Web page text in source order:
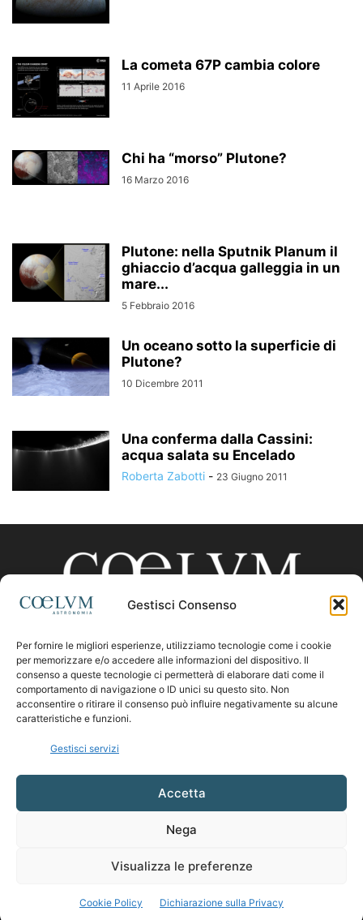
Gestisci Consenso
Per fornire le migliori esperienze, utilizziamo tecnologie come i cookie
per memorizzare e/o accedere alle informazioni del dispositivo. Il
consenso a queste tecnologie ci permetterà di elaborare dati come il
comportamento di navigazione o ID unici su questo sito. Non
acconsentire o ritirare il consenso può influire negativamente su alcune
caratteristiche e funzioni.
Gestisci servizi
Accetta
Nega
Visualizza le preferenze
Cookie Policy Dichiarazione sulla Privacy
La cometa 67P cambia colore
11 Aprile 2016
Chi ha “morso” Plutone?
16 Marzo 2016
Plutone: nella Sputnik Planum il
ghiaccio d’acqua galleggia in un
mare...
5 Febbraio 2016
Un oceano sotto la superficie di
Plutone?
10 Dicembre 2011
Una conferma dalla Cassini:
acqua salata su Encelado
Roberta Zabotti - 23 Giugno 2011
CHI SIAMO
Contattaci:coelumastro@coelum.com